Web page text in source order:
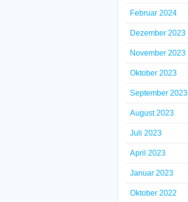
Februar 2024
Dezember 2023
November 2023
Oktober 2023
September 2023
August 2023
Juli 2023
April 2023
Januar 2023
Oktober 2022